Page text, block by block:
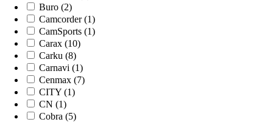
Buro (2)
Camcorder (1)
CamSports (1)
Carax (10)
Carku (8)
Carnavi (1)
Cenmax (7)
CITY (1)
CN (1)
Cobra (5)